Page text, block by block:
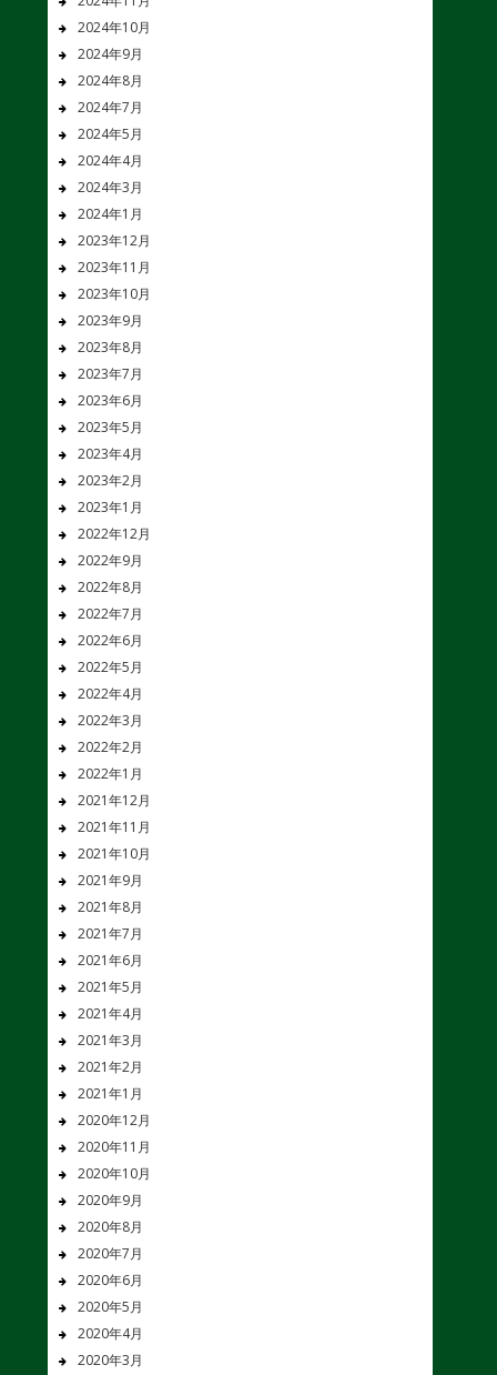
2024年10月
2024年9月
2024年8月
2024年7月
2024年5月
2024年4月
2024年3月
2024年1月
2023年12月
2023年11月
2023年10月
2023年9月
2023年8月
2023年7月
2023年6月
2023年5月
2023年4月
2023年2月
2023年1月
2022年12月
2022年9月
2022年8月
2022年7月
2022年6月
2022年5月
2022年4月
2022年3月
2022年2月
2022年1月
2021年12月
2021年11月
2021年10月
2021年9月
2021年8月
2021年7月
2021年6月
2021年5月
2021年4月
2021年3月
2021年2月
2021年1月
2020年12月
2020年11月
2020年10月
2020年9月
2020年8月
2020年7月
2020年6月
2020年5月
2020年4月
2020年3月